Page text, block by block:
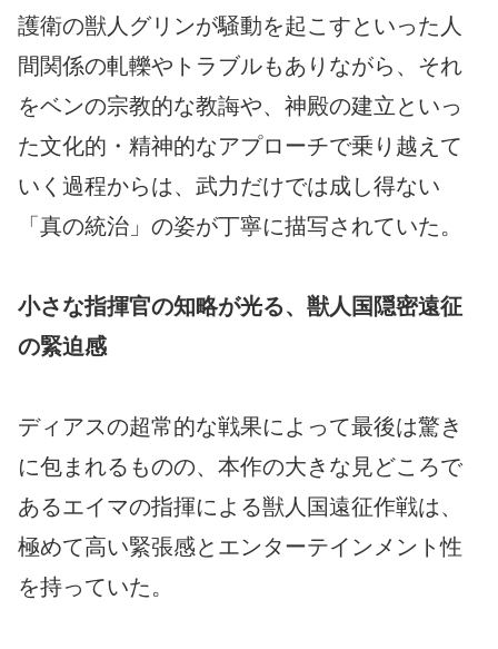
護衛の獣人グリンが騒動を起こすといった人
間関係の軋轢やトラブルもありながら、それ
をベンの宗教的な教誨や、神殿の建立といっ
た文化的・精神的なアプローチで乗り越えて
いく過程からは、武力だけでは成し得ない
「真の統治」の姿が丁寧に描写されていた。
小さな指揮官の知略が光る、獣人国隠密遠征
の緊迫感
ディアスの超常的な戦果によって最後は驚き
に包まれるものの、本作の大きな見どころで
あるエイマの指揮による獣人国遠征作戦は、
極めて高い緊張感とエンターテインメント性
を持っていた。